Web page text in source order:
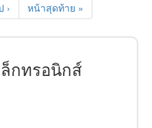
› หน้าสุดท้าย »
กทรอนิกส์